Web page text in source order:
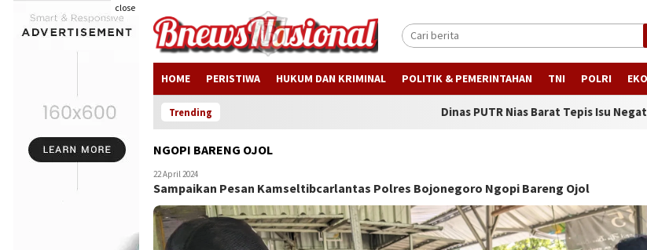
close
HOME PERISTIWA HUKUM DAN KRIMINAL POLITIK & PEMERINTAHAN TNI POLRI
Trending Dinas PUTR Nias Barat Tepis Isu Negatif, Jelaskan
NGOPI BARENG OJOL
22 April 2024
Sampaikan Pesan Kamseltibcarlantas Polres Bojonegoro Ngopi Bareng Ojol